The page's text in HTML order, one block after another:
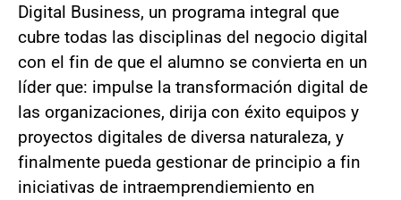
Digital Business, un programa integral que
cubre todas las disciplinas del negocio digital
con el fin de que el alumno se convierta en un
líder que: impulse la transformación digital de
las organizaciones, dirija con éxito equipos y
proyectos digitales de diversa naturaleza, y
finalmente pueda gestionar de principio a fin
iniciativas de intraemprendiemiento en